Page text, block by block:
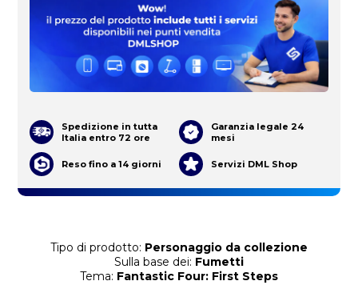
Tipo di prodotto: Personaggio da collezione
Sulla base dei: Fumetti
Tema: Fantastic Four: First Steps
Spedizione in tutta
Italia entro 72 ore
Garanzia legale 24
mesi
Reso fino a 14 giorni Servizi DML Shop